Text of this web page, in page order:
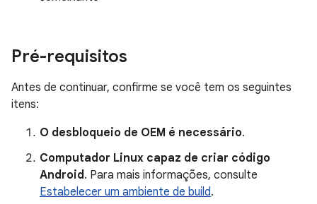
Pré-requisitos
Antes de continuar, confirme se você tem os seguintes
itens:
O desbloqueio de OEM é necessário.
Computador Linux capaz de criar código
Android. Para mais informações, consulte
Estabelecer um ambiente de build.